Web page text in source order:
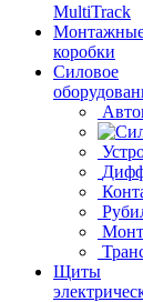
MultiTrack
коробки
Силовое
Щиты